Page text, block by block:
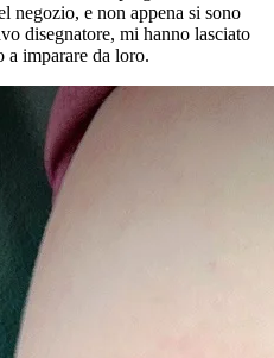
negozio, e non appena si sono
disegnatore, mi hanno lasciato
a imparare da loro.